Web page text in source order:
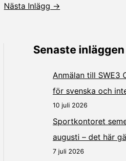
Nästa Inlägg →
Senaste inläggen
Anmälan till SWE3
för svenska och
10 juli 2026
Sportkontoret
augusti – det här
7 juli 2026